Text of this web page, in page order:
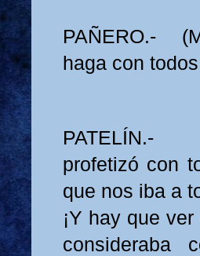
PAÑERO.-
haga con
PATELÍN.-
profetizó con
que nos iba a
¡Y hay que
consideraba